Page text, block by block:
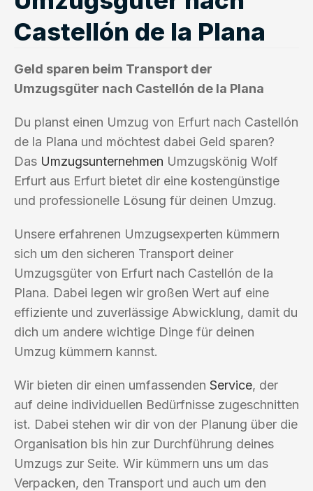
Castellón de la Plana
Geld sparen beim Transport der
Umzugsgüter nach Castellón de la Plana
Du planst einen Umzug von Erfurt nach Castellón
de la Plana und möchtest dabei Geld sparen?
Das Umzugsunternehmen Umzugskönig Wolf
Erfurt aus Erfurt bietet dir eine kostengünstige
und professionelle Lösung für deinen Umzug.
Unsere erfahrenen Umzugsexperten kümmern
sich um den sicheren Transport deiner
Umzugsgüter von Erfurt nach Castellón de la
Plana. Dabei legen wir großen Wert auf eine
effiziente und zuverlässige Abwicklung, damit du
dich um andere wichtige Dinge für deinen
Umzug kümmern kannst.
Wir bieten dir einen umfassenden Service, der
auf deine individuellen Bedürfnisse zugeschnitten
ist. Dabei stehen wir dir von der Planung über die
Organisation bis hin zur Durchführung deines
Umzugs zur Seite. Wir kümmern uns um das
Verpacken, den Transport und auch um den